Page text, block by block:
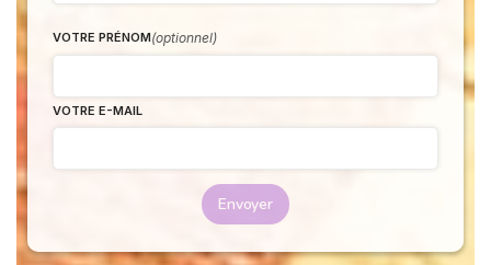
VOTRE PRÉNOM(optionnel)
VOTRE E-MAIL
Envoyer